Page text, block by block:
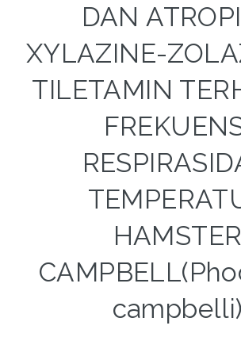
DAN
XYLAZINE-
TILETAMIN
HAMSTER
campbelli)